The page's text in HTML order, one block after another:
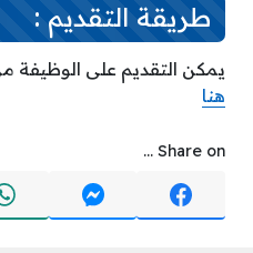
طريقة التقديم :
يمكن التقديم على الوظيفة
هنا
Share on ...